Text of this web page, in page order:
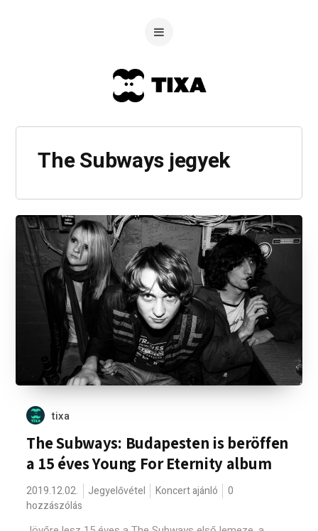
The Subways jegyek
tixa
The Subways: Budapesten is beröffen
a 15 éves Young For Eternity album
2019.12.02. Jegyelővétel Koncert ajánló
0
hozzászólás